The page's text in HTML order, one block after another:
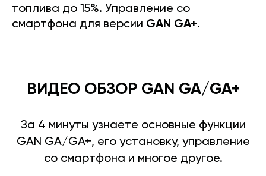
топлива до 15%. Управление со
смартфона для версии GAN GA+.
ВИДЕО ОБЗОР GAN GA/GA+
За 4 минуты узнаете основные функции
GAN GA/GA+, его установку, управление
со смартфона и многое другое.